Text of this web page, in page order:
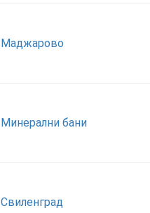
Маджарово
Минерални бани
Свиленград